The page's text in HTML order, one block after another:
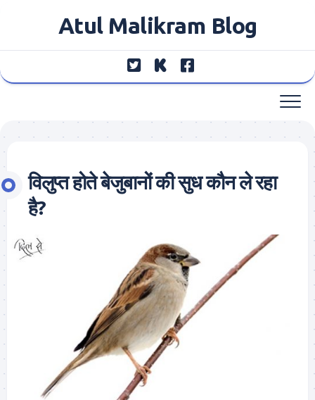
Atul Malikram Blog
विलुप्त होते बेजुबानों की सुध कौन ले रहा
है?